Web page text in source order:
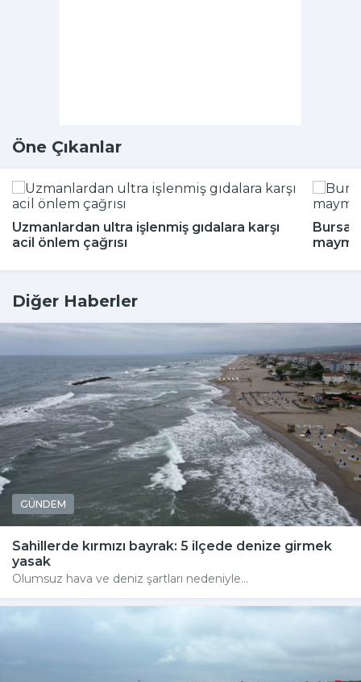
Öne Çıkanlar
Uzmanlardan ultra işlenmiş gıdalara karşı
acil önlem çağrısı
Diğer Haberler
GÜNDEM
Sahillerde kırmızı bayrak: 5 ilçede denize girmek
yasak
Olumsuz hava ve deniz şartları nedeniyle...